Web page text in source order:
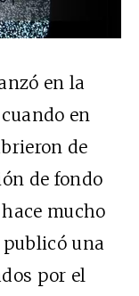
en la
en
de
de fondo
mucho
publicó una
por el